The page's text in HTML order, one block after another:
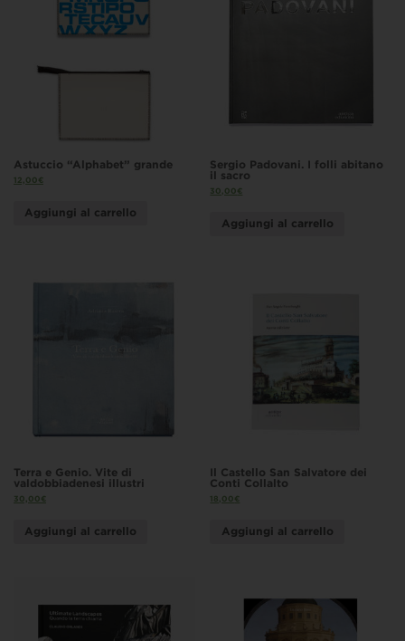
Astuccio “Alphabet” grande
12,00€
Aggiungi al carrello
Sergio Padovani. I folli abitano
il sacro
30,00€
Aggiungi al carrello
Terra e Genio. Vite di
valdobbiadenesi illustri
30,00€
Aggiungi al carrello
Il Castello San Salvatore dei
Conti Collalto
18,00€
Aggiungi al carrello